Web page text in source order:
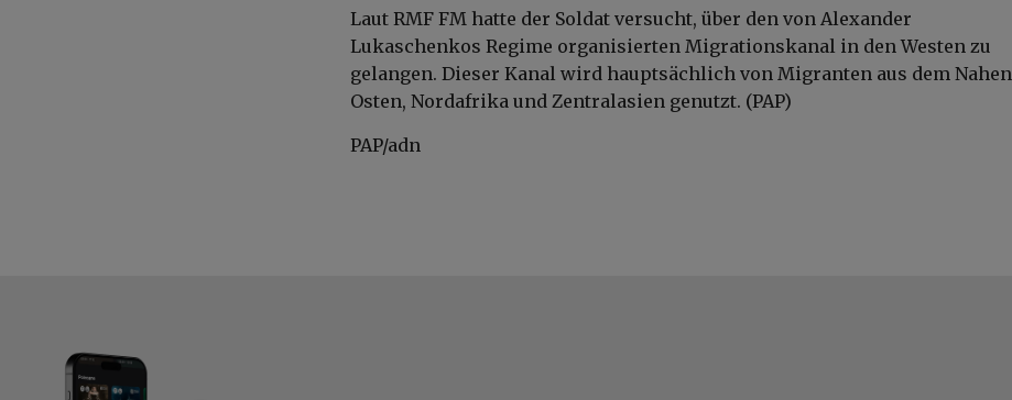
Laut RMF FM hatte der Soldat versucht, über den von Alexander
Lukaschenkos Regime organisierten Migrationskanal in den Westen zu
gelangen. Dieser Kanal wird hauptsächlich von Migranten aus dem Nahen
Osten, Nordafrika und Zentralasien genutzt. (PAP)
PAP/adn